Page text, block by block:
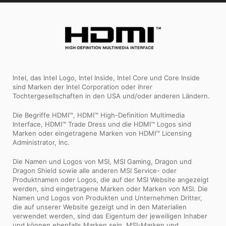
Intel, das Intel Logo, Intel Inside, Intel Core und Core Inside
sind Marken der Intel Corporation oder ihrer
Tochtergesellschaften in den USA und/oder anderen Ländern.
Die Begriffe HDMI™, HDMI™ High-Definition Multimedia
Interface, HDMI™ Trade Dress und die HDMI™ Logos sind
Marken oder eingetragene Marken von HDMI™ Licensing
Administrator, Inc.
Die Namen und Logos von MSI, MSI Gaming, Dragon und
Dragon Shield sowie alle anderen MSI Service- oder
Produktnamen oder Logos, die auf der MSI Website angezeigt
werden, sind eingetragene Marken oder Marken von MSI. Die
Namen und Logos von Produkten und Unternehmen Dritter,
die auf unserer Website gezeigt und in den Materialien
verwendet werden, sind das Eigentum der jeweiligen Inhaber